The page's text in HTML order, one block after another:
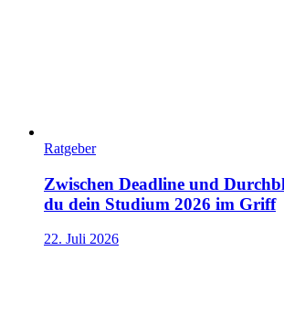
Ratgeber
Zwischen Deadline und
du dein Studium 2026 im Griff
22. Juli 2026